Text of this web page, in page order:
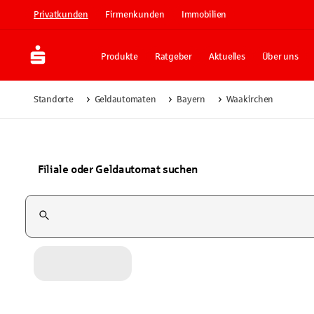
Privatkunden Firmenkunden Immobilien
Produkte Ratgeber Aktuelles Über uns
Standorte Geldautomaten Bayern Waakirchen
Filiale oder Geldautomat suchen
Suchfeld